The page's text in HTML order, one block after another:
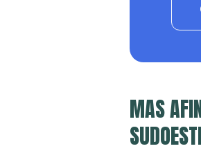
MAS